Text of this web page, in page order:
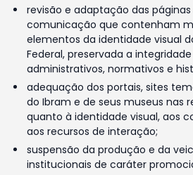
revisão e adaptação das
comunicação que contenham
elementos da identidade visual
Federal, preservada a
administrativos, normativos e
adequação dos portais, sites
do Ibram e de seus museus nas
quanto à identidade visual, aos
aos recursos de interação;
suspensão da produção e da
institucionais de caráter